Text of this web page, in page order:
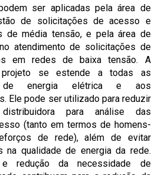
ser aplicadas pela área de
de solicitações de acesso e
de média tensão, e pela área de
atendimento de solicitações de
em redes de baixa tensão. A
projeto se estende a todas as
de energia elétrica e aos
Ele pode ser utilizado para reduzir
para análise das
(tanto em termos de homens-
de rede), além de evitar
na qualidade de energia da rede.
redução da necessidade de